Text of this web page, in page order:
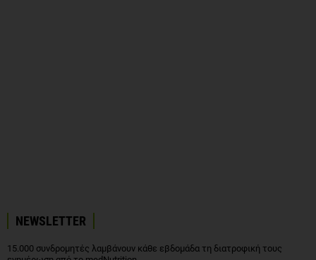
NEWSLETTER
15.000 συνδρομητές λαμβάνουν κάθε εβδομάδα τη διατροφική τους